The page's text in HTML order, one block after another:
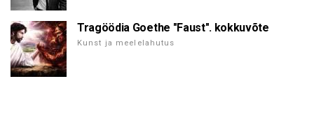
Tragöödia Goethe "Faust". kokkuvõte
Kunst ja meelelahutus